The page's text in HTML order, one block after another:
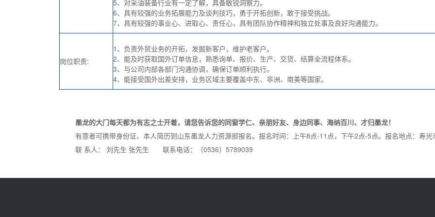
5、对采油装备行业有一定了解，具备敏锐洞察力。
6、具有较强的业务拓展能力及谈判技巧，勇于开拓创新，敢于接受挑战。
7、具有较强的事业心、进取心、责任心，具有团队协作精神和独立处事及良好沟通能力。
岗位职责:
1、负责外贸业务的开拓，发掘新客户，维护老客户。
2、能及时获取国外订单信息，熟悉询单、报价、生产、交货、结算全流程体系。
3、与公司内部各部门沟通协调，确保订单顺利执行。
4、能接受国外出差安排，业务区域主要覆盖中东、非洲、南美等国家。
墨龙的大门每天都为有志之士开着，请您告诉您的同窗学仁、亲朋好友、身边同事、海纳百川、才归墨龙！
有意者可携带身份证、本人简历到山东墨龙人力资源部报名。报名时间：上午8点-11点，下午2点-5点。报名地点：寿光
联 系人： 刘先生 张先生 联系电话：（0536）5789039